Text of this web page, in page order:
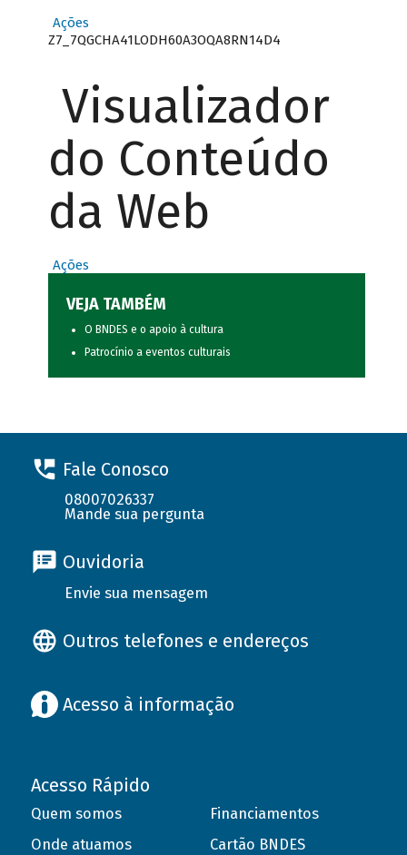
Ações
Z7_7QGCHA41LODH60A3OQA8RN14D4
Visualizador
do Conteúdo
da Web
Ações
VEJA TAMBÉM
O BNDES e o apoio à cultura
Patrocínio a eventos culturais
Fale Conosco
08007026337
Mande sua pergunta
Ouvidoria
Envie sua mensagem
Outros telefones e endereços
Acesso à informação
Acesso Rápido
Quem somos
Onde atuamos
Financiamentos
Cartão BNDES